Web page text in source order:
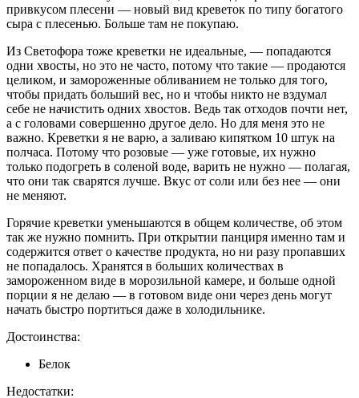
привкусом плесени — новый вид креветок по типу богатого
сыра с плесенью. Больше там не покупаю.
Из Светофора тоже креветки не идеальные, — попадаются
одни хвосты, но это не часто, потому что такие — продаются
целиком, и замороженные обливанием не только для того,
чтобы придать больший вес, но и чтобы никто не вздумал
себе не начистить одних хвостов. Ведь так отходов почти нет,
а с головами совершенно другое дело. Но для меня это не
важно. Креветки я не варю, а заливаю кипятком 10 штук на
полчаса. Потому что розовые — уже готовые, их нужно
только подогреть в соленой воде, варить не нужно — полагая,
что они так сварятся лучше. Вкус от соли или без нее — они
не меняют.
Горячие креветки уменьшаются в общем количестве, об этом
так же нужно помнить. При открытии панциря именно там и
содержится ответ о качестве продукта, но ни разу пропавших
не попадалось. Хранятся в больших количествах в
замороженном виде в морозильной камере, и больше одной
порции я не делаю — в готовом виде они через день могут
начать быстро портиться даже в холодильнике.
Достоинства:
Белок
Недостатки: